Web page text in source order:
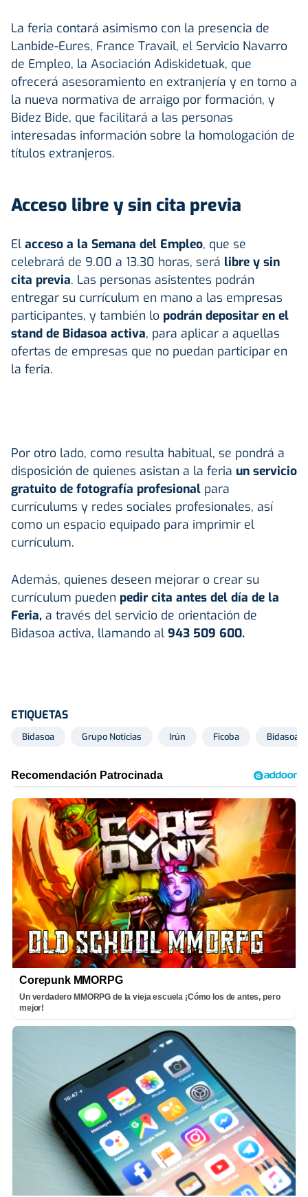
La feria contará asimismo con la presencia de
Lanbide-Eures, France Travail, el Servicio Navarro
de Empleo, la Asociación Adiskidetuak, que
ofrecerá asesoramiento en extranjería y en torno a
la nueva normativa de arraigo por formación, y
Bidez Bide, que facilitará a las personas
interesadas información sobre la homologación de
títulos extranjeros.
Acceso libre y sin cita previa
El acceso a la Semana del Empleo, que se
celebrará de 9.00 a 13.30 horas, será libre y sin
cita previa. Las personas asistentes podrán
entregar su currículum en mano a las empresas
participantes, y también lo podrán depositar en el
stand de Bidasoa activa, para aplicar a aquellas
ofertas de empresas que no puedan participar en
la feria.
Por otro lado, como resulta habitual, se pondrá a
disposición de quienes asistan a la feria un servicio
gratuito de fotografía profesional para
currículums y redes sociales profesionales, así
como un espacio equipado para imprimir el
currículum.
Además, quienes deseen mejorar o crear su
currículum pueden pedir cita antes del día de la
Feria, a través del servicio de orientación de
Bidasoa activa, llamando al 943 509 600.
ETIQUETAS
Bidasoa Grupo Noticias Irún Ficoba Bidasoa
Corepunk MMORPG
Un verdadero MMORPG de la vieja escuela ¡Cómo los de antes, pero
mejor!